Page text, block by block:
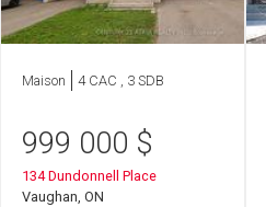
Maison 4 CAC , 3 SDB
999 000 $
134 Dundonnell Place
Vaughan, ON